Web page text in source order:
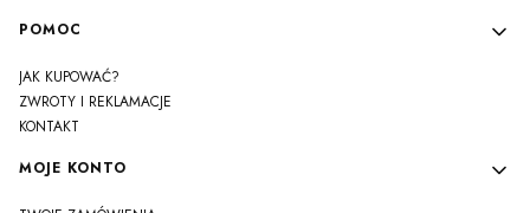
Linki w stopce
POMOC
JAK KUPOWAĆ?
ZWROTY I REKLAMACJE
KONTAKT
MOJE KONTO